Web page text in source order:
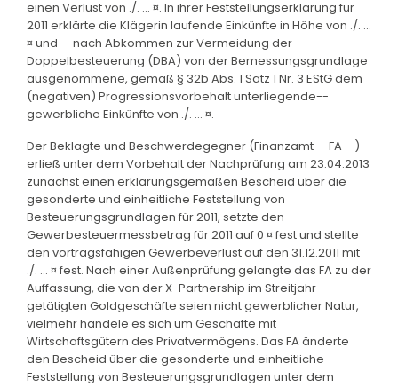
einen Verlust von ./. ... ¤. In ihrer Feststellungserklärung für
2011 erklärte die Klägerin laufende Einkünfte in Höhe von ./. ...
¤ und --nach Abkommen zur Vermeidung der
Doppelbesteuerung (DBA) von der Bemessungsgrundlage
ausgenommene, gemäß § 32b Abs. 1 Satz 1 Nr. 3 EStG dem
(negativen) Progressionsvorbehalt unterliegende--
gewerbliche Einkünfte von ./. ... ¤.
Der Beklagte und Beschwerdegegner (Finanzamt --FA--)
erließ unter dem Vorbehalt der Nachprüfung am 23.04.2013
zunächst einen erklärungsgemäßen Bescheid über die
gesonderte und einheitliche Feststellung von
Besteuerungsgrundlagen für 2011, setzte den
Gewerbesteuermessbetrag für 2011 auf 0 ¤ fest und stellte
den vortragsfähigen Gewerbeverlust auf den 31.12.2011 mit
./. ... ¤ fest. Nach einer Außenprüfung gelangte das FA zu der
Auffassung, die von der X-Partnership im Streitjahr
getätigten Goldgeschäfte seien nicht gewerblicher Natur,
vielmehr handele es sich um Geschäfte mit
Wirtschaftsgütern des Privatvermögens. Das FA änderte
den Bescheid über die gesonderte und einheitliche
Feststellung von Besteuerungsgrundlagen unter dem